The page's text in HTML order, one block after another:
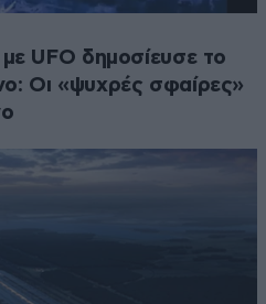
με UFO δημοσίευσε το
Οι «ψυχρές σφαίρες»